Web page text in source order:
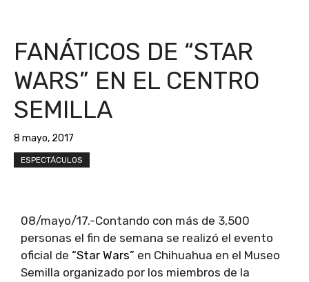
FANÁTICOS DE “STAR
WARS” EN EL CENTRO
SEMILLA
8 mayo, 2017
ESPECTÁCULOS
08/mayo/17.-Contando con más de 3,500
personas el fin de semana se realizó el evento
oficial de “Star Wars” en Chihuahua en el Museo
Semilla organizado por los miembros de la